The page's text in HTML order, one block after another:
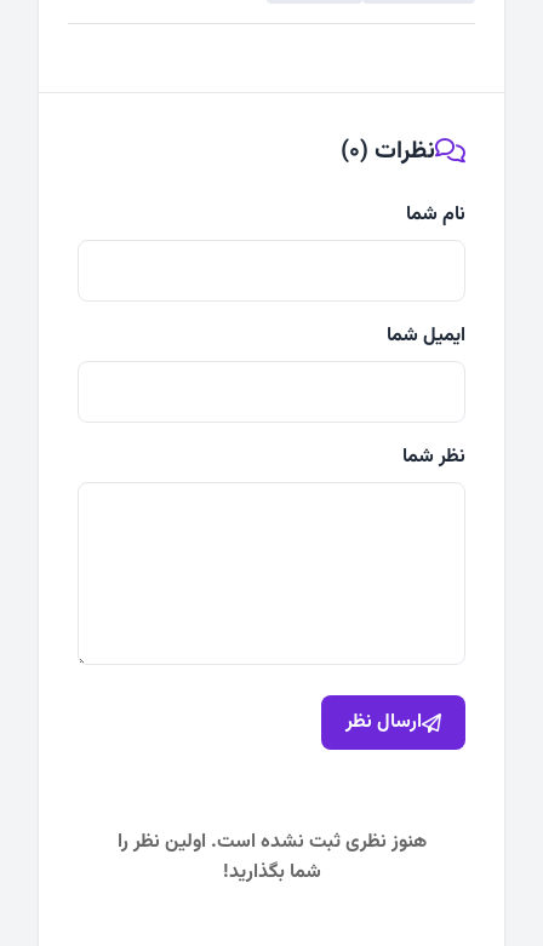
نظرات (0)
نام شما
ایمیل شما
نظر شما
ارسال نظر
هنوز نظری ثبت نشده است. اولین نظر را
شما بگذارید!